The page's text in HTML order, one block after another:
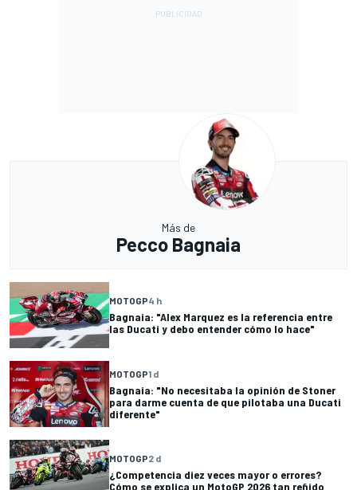
Más de
Pecco Bagnaia
MOTOGP4 h
Bagnaia: "Alex Marquez es la referencia entre
las Ducati y debo entender cómo lo hace"
MOTOGP1 d
Bagnaia: "No necesitaba la opinión de Stoner
para darme cuenta de que pilotaba una Ducati
diferente"
MOTOGP2 d
¿Competencia diez veces mayor o errores?
Cómo se explica un MotoGP 2026 tan reñido